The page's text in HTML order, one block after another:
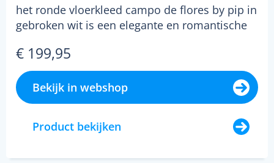
het ronde vloerkleed campo de flores by pip in
gebroken wit is een elegante en romantische
€ 199,95
Bekijk in webshop
Product bekijken